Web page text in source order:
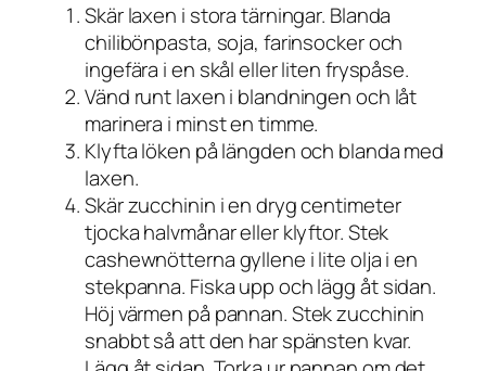
Skär laxen i stora tärningar. Blanda
chilibönpasta, soja, farinsocker och
ingefära i en skål eller liten fryspåse.
Vänd runt laxen i blandningen och låt
marinera i minst en timme.
Klyfta löken på längden och blanda med
laxen.
Skär zucchinin i en dryg centimeter
tjocka halvmånar eller klyftor. Stek
cashewnötterna gyllene i lite olja i en
stekpanna. Fiska upp och lägg åt sidan.
Höj värmen på pannan. Stek zucchinin
snabbt så att den har spänsten kvar.